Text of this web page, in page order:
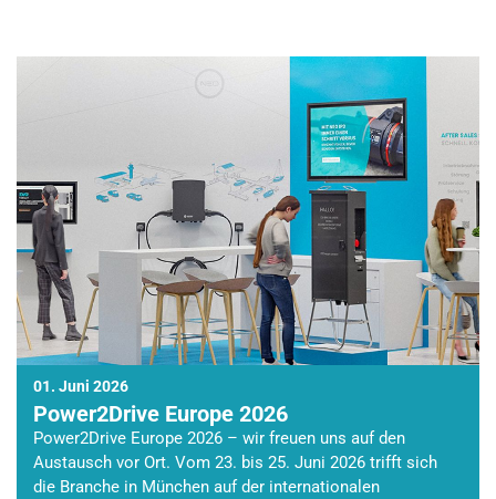
01. Juni 2026
Power2Drive Europe 2026
Power2Drive Europe 2026 – wir freuen uns auf den
Austausch vor Ort. Vom 23. bis 25. Juni 2026 trifft sich
die Branche in München auf der internationalen